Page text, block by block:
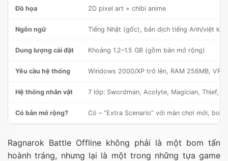
Đồ họa 2D pixel art + chibi anime
Ngôn ngữ Tiếng Nhật (gốc), bản dịch tiếng Anh/việt
Dung lượng cài đặt Khoảng 1.2–1.5 GB (gồm bản mở rộng)
Yêu cầu hệ thống Windows 2000/XP trở lên, RAM 256MB,
Hệ thống nhân vật 7 lớp: Swordman, Acolyte, Magician, Thief,
Có bản mở rộng? Có – “Extra Scenario” với màn chơi mới,
Ragnarok Battle Offline không phải là một bom tấn
hoành tráng, nhưng lại là một trong những tựa game